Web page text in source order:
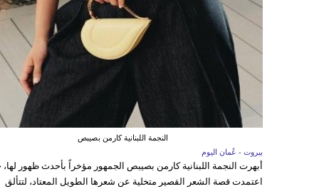
النجمة اللبنانية كارمن بصيبص
بيروت - عُمان اليوم
أبهرت النجمة اللبنانية كارمن بصيبص الجمهور مؤخراً بأحدث ظهور
اعتمدت قصة الشعر القصير متخلية عن شعرها الطويل المعتاد، لتتألق